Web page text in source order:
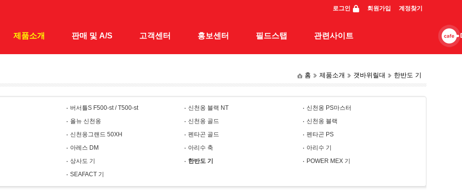
로그인 회원가입 계정찾기
제품소개
양어장 낚시대
판매 및 A/S 고객센터
1:1 문의
홍보센터
홍보동영상
필드스탭
동영상
관련사이트
관련사이트
홈 제품소개 갯바위릴대 한반도 기
버서틀S F500-st / T500-st 신천옹 블랙 NT
신천옹 PS마스터
올뉴 신천옹 신천옹 골드
신천옹 블랙
신천옹그랜드 50XH 펜타곤 골드
펜타곤 PS
아레스 DM 아리수 축
아리수 기
상사도 기 한반도 기
POWER MEX 기
SEAFACT 기